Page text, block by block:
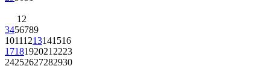
1 2
3456789
10111213141516
1718192021 2223
24252627282930